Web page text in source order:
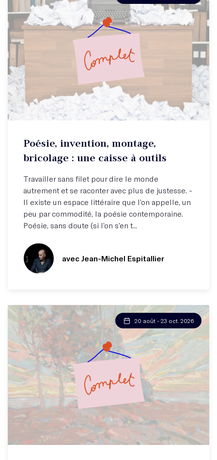
Poésie, invention, montage,
bricolage : une caisse à outils
Travailler sans filet pour dire le monde
autrement et se raconter avec plus de justesse. -
Il existe un espace littéraire que l’on appelle, un
peu par commodité, la poésie contemporaine.
Poésie, sans doute (si l’on s’en t...
avec Jean-Michel Espitallier
20 août - 23 oct. 2026